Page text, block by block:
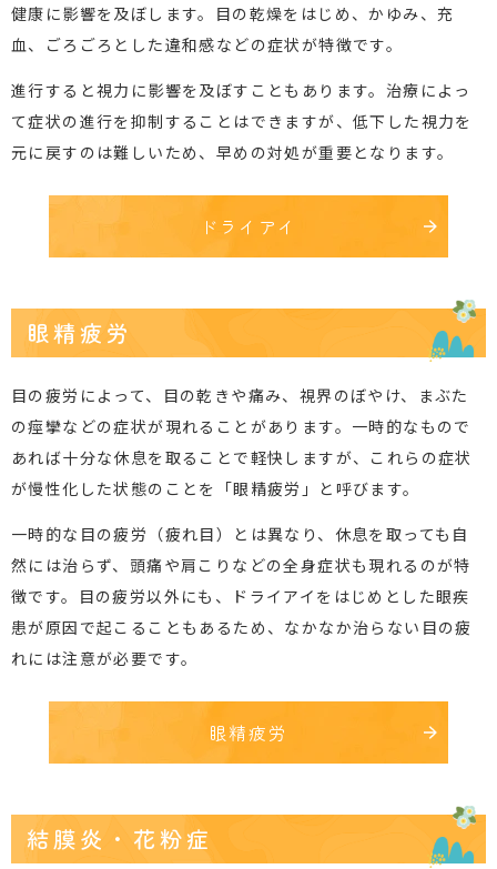
健康に影響を及ぼします。目の乾燥をはじめ、かゆみ、充
血、ごろごろとした違和感などの症状が特徴です。
進行すると視力に影響を及ぼすこともあります。治療によっ
て症状の進行を抑制することはできますが、低下した視力を
元に戻すのは難しいため、早めの対処が重要となります。
ドライアイ
眼精疲労
目の疲労によって、目の乾きや痛み、視界のぼやけ、まぶた
の痙攣などの症状が現れることがあります。一時的なもので
あれば十分な休息を取ることで軽快しますが、これらの症状
が慢性化した状態のことを「眼精疲労」と呼びます。
一時的な目の疲労（疲れ目）とは異なり、休息を取っても自
然には治らず、頭痛や肩こりなどの全身症状も現れるのが特
徴です。目の疲労以外にも、ドライアイをはじめとした眼疾
患が原因で起こることもあるため、なかなか治らない目の疲
れには注意が必要です。
眼精疲労
結膜炎・花粉症